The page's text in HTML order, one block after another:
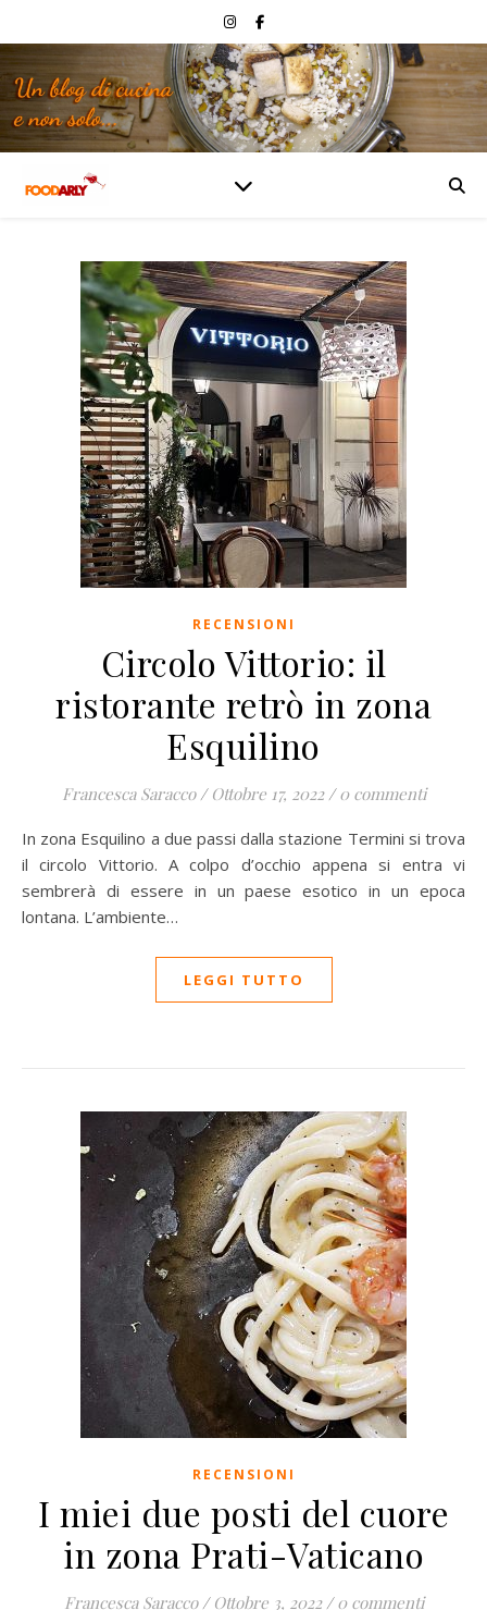
RECENSIONI
Circolo Vittorio: il
ristorante retrò in zona
Esquilino
Francesca Saracco / Ottobre 17, 2022 / 0 commenti
In zona Esquilino a due passi dalla stazione Termini si trova
il circolo Vittorio. A colpo d’occhio appena si entra vi
sembrerà di essere in un paese esotico in un epoca
lontana. L’ambiente…
LEGGI TUTTO
RECENSIONI
I miei due posti del cuore
in zona Prati-Vaticano
Francesca Saracco / Ottobre 3, 2022 / 0 commenti